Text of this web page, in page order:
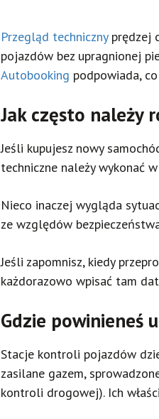
Przegląd technicznyprędzej
pojazdów bez upragnionej
Autobooking podpowiada,
Jak często należy
Jeśli kupujesz nowy
techniczne należy wykonać
Nieco inaczej wygląda
ze względów
Jeśli zapomnisz, kiedy
każdorazowo wpisać tam
Gdzie powinieneś
Stacje kontroli pojazdów
zasilane gazem,
kontroli drogowej). Ich